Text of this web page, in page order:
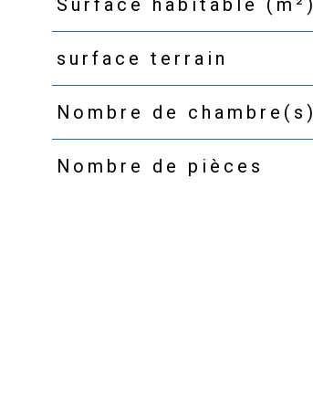
Surface habitable (m²)
surface terrain
Nombre de chambre(s)
Nombre de pièces